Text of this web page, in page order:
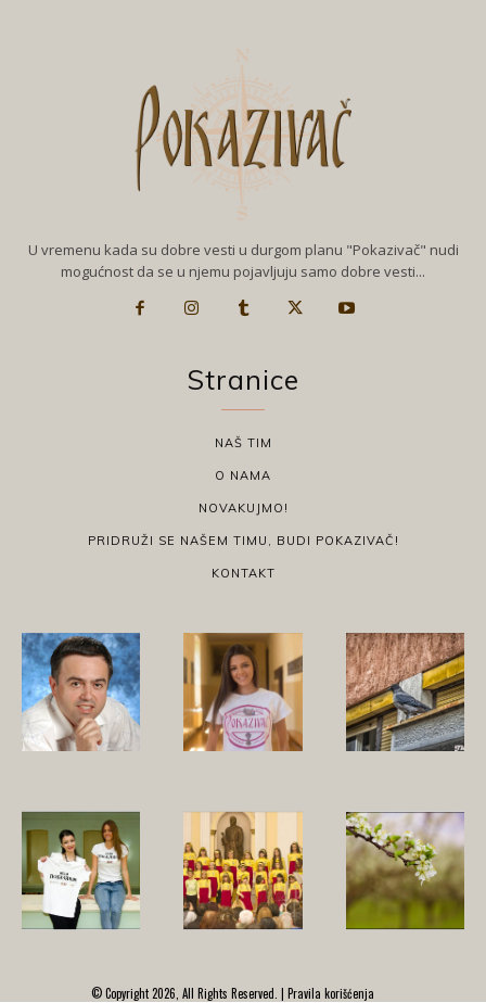
U vremenu kada su dobre vesti u durgom planu "Pokazivač" nudi
mogućnost da se u njemu pojavljuju samo dobre vesti...
Stranice
NAŠ TIM
O NAMA
NOVAKUJMO!
PRIDRUŽI SE NAŠEM TIMU, BUDI POKAZIVAČ!
KONTAKT
© Copyright 2026, All Rights Reserved. | Pravila korišćenja